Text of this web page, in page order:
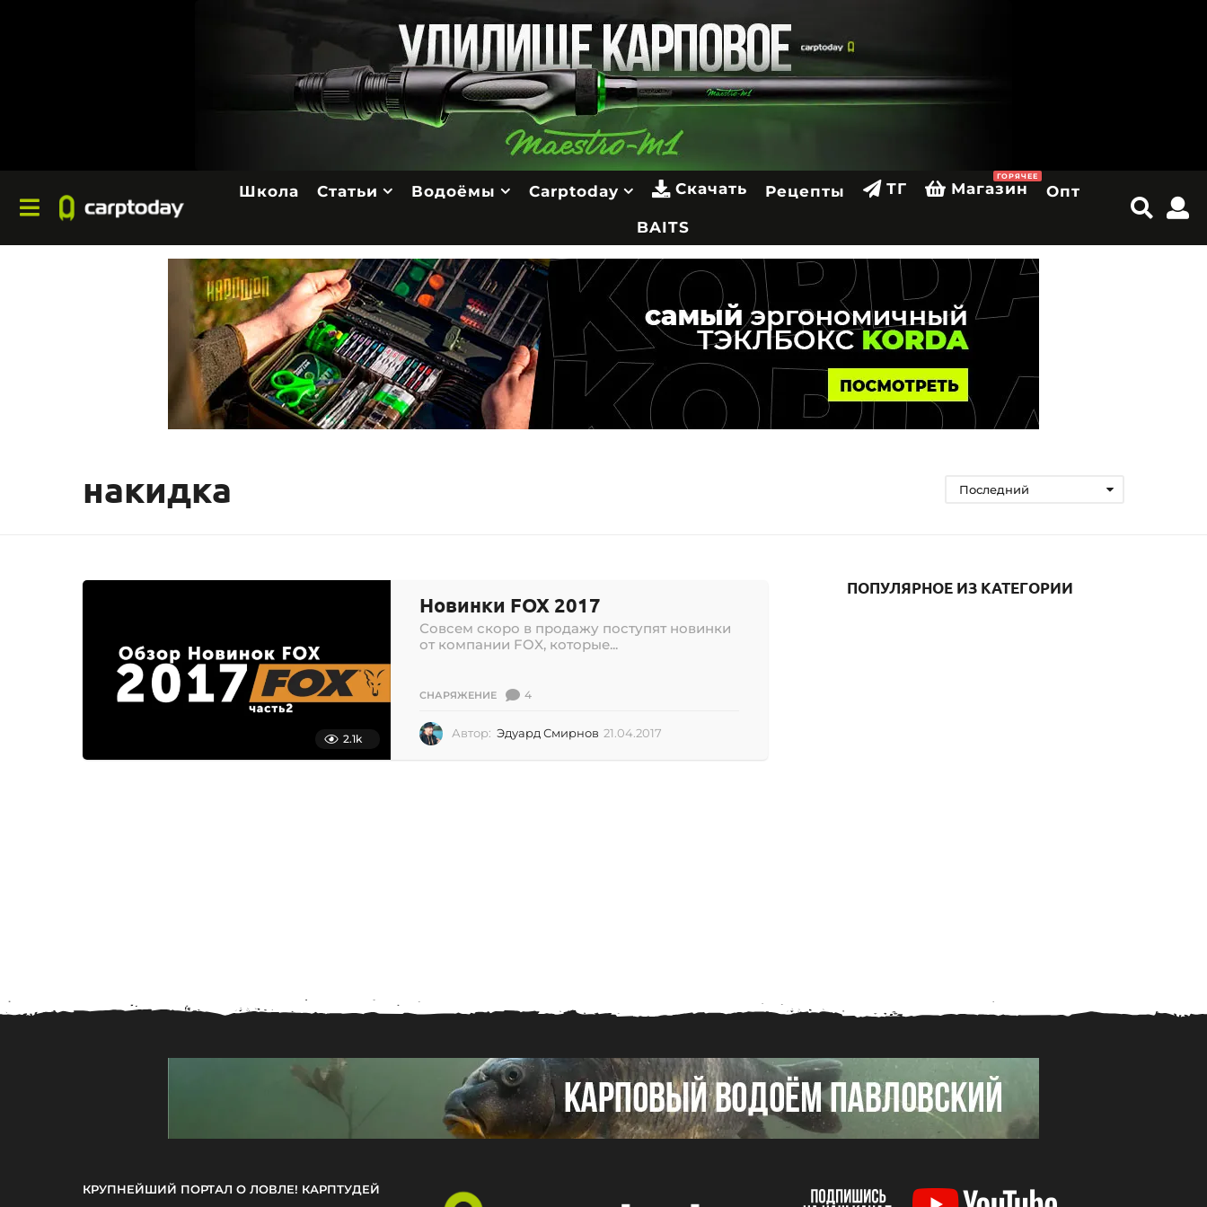
Школа Статьи Водоёмы Carptoday Скачать Рецепты ТГ Магазин
ГОРЯЧЕЕ
Опт
BAITS
накидка Последний
2.1k
Новинки FOX 2017
Совсем скоро в продажу поступят новинки
от компании FOX, которые...
СНАРЯЖЕНИЕ 4
Автор: Эдуард Смирнов 21.04.2017
ПОПУЛЯРНОЕ ИЗ КАТЕГОРИИ
КРУПНЕЙШИЙ ПОРТАЛ О ЛОВЛЕ! КАРПТУДЕЙ